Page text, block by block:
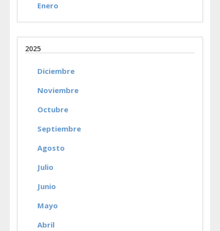
Enero
2025
Diciembre
Noviembre
Octubre
Septiembre
Agosto
Julio
Junio
Mayo
Abril